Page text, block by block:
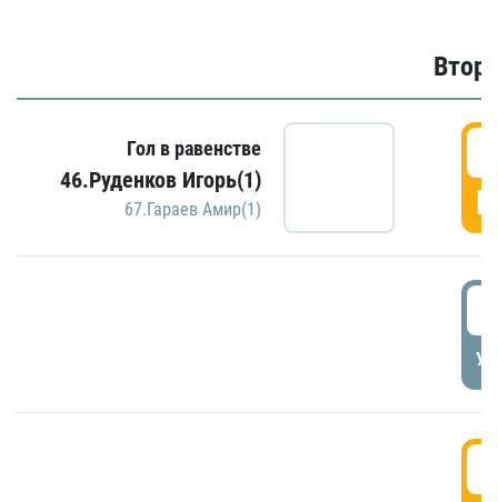
Гол в равенстве
46.Руденков Игорь(1)
67.Гараев Амир(1)